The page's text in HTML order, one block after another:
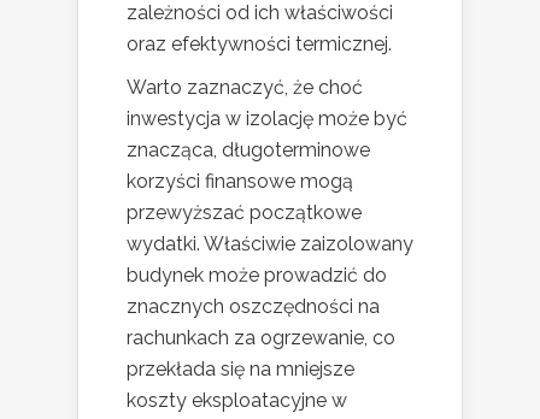
zależności od ich właściwości
oraz efektywności termicznej.
Warto zaznaczyć, że choć
inwestycja w izolację może być
znacząca, długoterminowe
korzyści finansowe mogą
przewyższać początkowe
wydatki. Właściwie zaizolowany
budynek może prowadzić do
znacznych oszczędności na
rachunkach za ogrzewanie, co
przekłada się na mniejsze
koszty eksploatacyjne w